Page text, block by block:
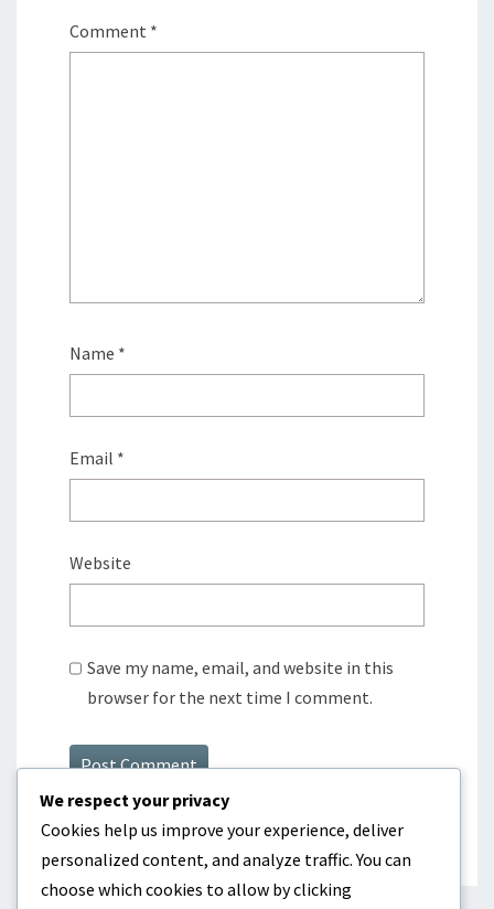
Comment *
Name *
Email *
Website
Save my name, email, and website in this
browser for the next time I comment.
We respect your privacy
Cookies help us improve your experience, deliver
personalized content, and analyze traffic. You can
choose which cookies to allow by clicking